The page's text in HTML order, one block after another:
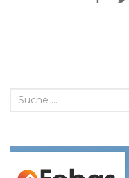
Suche